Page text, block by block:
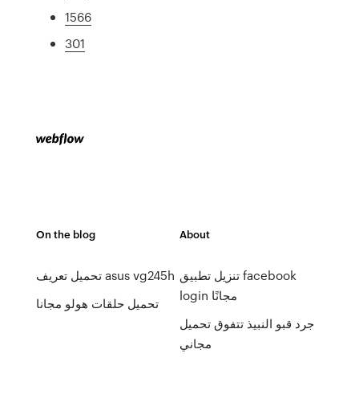
1566
301
On the blog
تحميل تعريف asus vg245h
تحميل حلقات هولو مجانا
About
تنزيل تطبيق facebook
login مجانًا
جرد قبو النبيذ تتفوق تحميل
مجاني